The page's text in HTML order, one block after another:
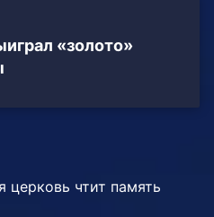
«золото»
церковь чтит память